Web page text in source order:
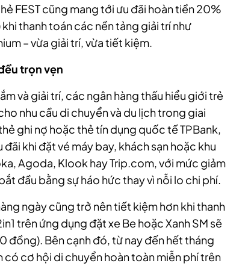
FEST cũng mang tới ưu đãi hoàn tiền 20%
thanh toán các nền tảng giải trí như
– vừa giải trí, vừa tiết kiệm.
trọn vẹn
và giải trí, các ngân hàng thấu hiểu giới trẻ
nhu cầu di chuyển và du lịch trong giai
ghi nợ hoặc thẻ tín dụng quốc tế TPBank,
khi đặt vé máy bay, khách sạn hoặc khu
Agoda, Klook hay Trip.com, với mức giảm
đầu bằng sự háo hức thay vì nỗi lo chi phí.
ngày cũng trở nên tiết kiệm hơn khi thanh
trên ứng dụng đặt xe Be hoặc Xanh SM sẽ
Bên cạnh đó, từ nay đến hết tháng
có cơ hội di chuyển hoàn toàn miễn phí trên